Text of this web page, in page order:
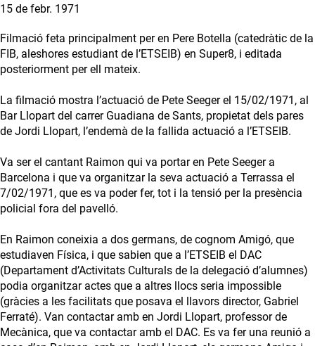
15 de febr. 1971
Filmació feta principalment per en Pere Botella (catedràtic de la
FIB, aleshores estudiant de l’ETSEIB) en Super8, i editada
posteriorment per ell mateix.
La filmació mostra l’actuació de Pete Seeger el 15/02/1971, al
Bar Llopart del carrer Guadiana de Sants, propietat dels pares
de Jordi Llopart, l’endemà de la fallida actuació a l’ETSEIB.
Va ser el cantant Raimon qui va portar en Pete Seeger a
Barcelona i que va organitzar la seva actuació a Terrassa el
7/02/1971, que es va poder fer, tot i la tensió per la presència
policial fora del pavelló.
En Raimon coneixia a dos germans, de cognom Amigó, que
estudiaven Física, i que sabien que a l’ETSEIB el DAC
(Departament d’Activitats Culturals de la delegació d’alumnes)
podia organitzar actes que a altres llocs seria impossible
(gràcies a les facilitats que posava el llavors director, Gabriel
Ferraté). Van contactar amb en Jordi Llopart, professor de
Mecànica, que va contactar amb el DAC. Es va fer una reunió a